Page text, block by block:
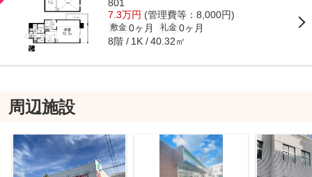
801
7.3万円 (管理費等：8,000円)
敷金 0ヶ月 礼金 0ヶ月
8階 1K 40.32㎡
周辺施設